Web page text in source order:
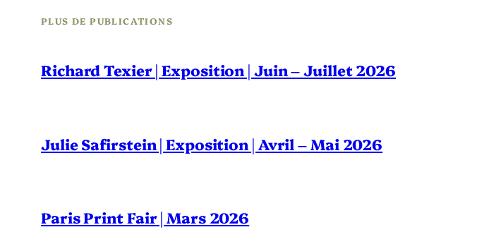
PLUS DE PUBLICATIONS
Richard Texier | Exposition | Juin – Juillet 2026
Julie Safirstein | Exposition | Avril – Mai 2026
Paris Print Fair | Mars 2026